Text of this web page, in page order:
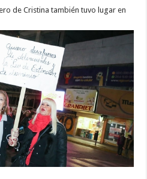
de Cristina también tuvo lugar en